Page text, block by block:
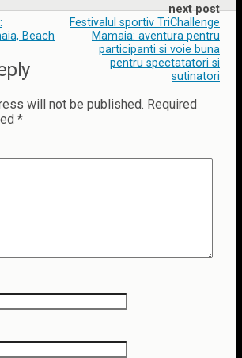
Beach
next post
Festivalul sportiv TriChallenge
Mamaia: aventura pentru
participanti si voie buna
pentru spectatatori si
sutinatori
will not be published. Required
*